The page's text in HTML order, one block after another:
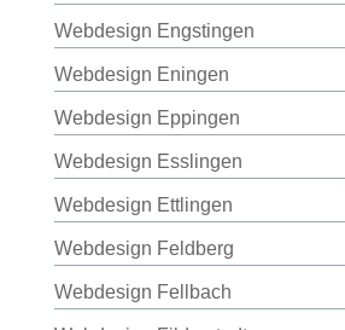
Webdesign Engstingen
Webdesign Eningen
Webdesign Eppingen
Webdesign Esslingen
Webdesign Ettlingen
Webdesign Feldberg
Webdesign Fellbach